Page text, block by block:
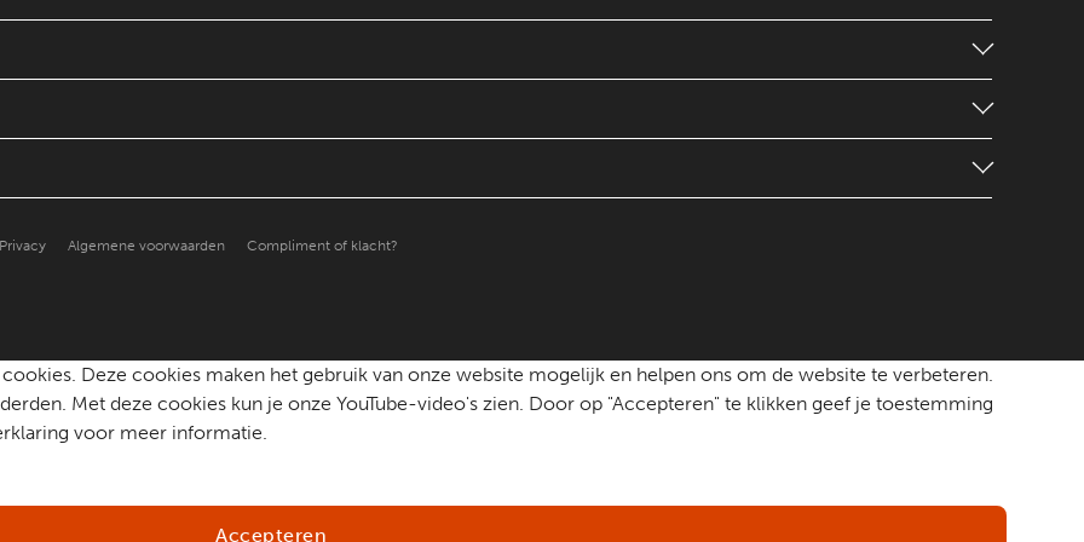
Privacy Algemene voorwaarden Compliment of klacht?
Deze cookies maken het gebruik van onze website mogelijk en helpen ons om de website te verbeteren.
Met deze cookies kun je onze YouTube-video's zien. Door op "Accepteren" te klikken geef je toestemming
voor meer informatie.
Accepteren